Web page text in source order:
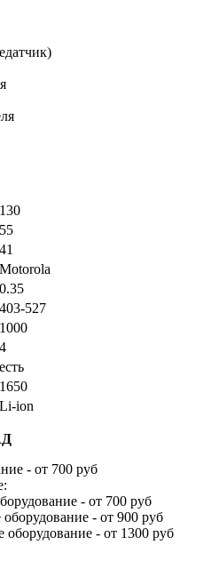
130
55
41
Motorola
0.35
403-527
1000
4
есть
1650
Li-ion
- от 700 руб
- от 700 руб
оборудование - от 900 руб
оборудование - от 1300 руб